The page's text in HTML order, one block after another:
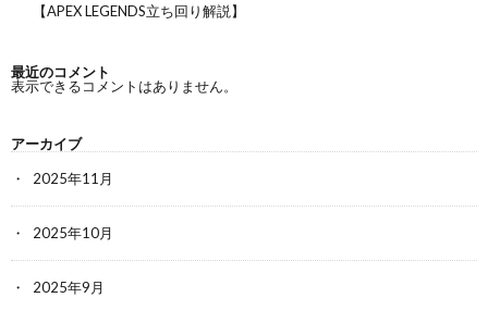
【APEX LEGENDS立ち回り解説】
最近のコメント
表示できるコメントはありません。
アーカイブ
2025年11月
2025年10月
2025年9月